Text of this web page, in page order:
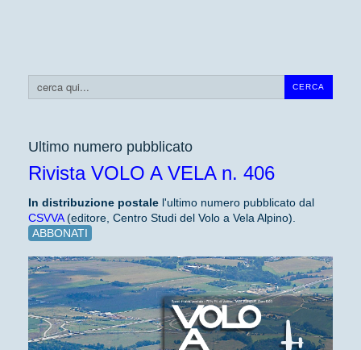
CERCA
Cerca...
Ultimo numero pubblicato
Rivista VOLO A VELA n. 406
In distribuzione postale l'ultimo numero pubblicato dal
CSVVA(editore, Centro Studi del Volo a Vela Alpino).
ABBONATI